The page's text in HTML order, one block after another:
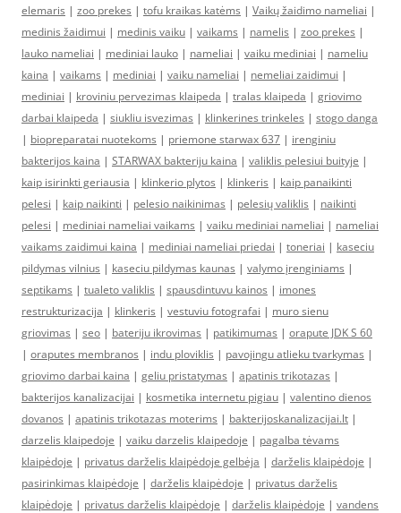
elemaris | zoo prekes | tofu kraikas katėms | Vaikų žaidimo nameliai |
medinis žaidimui | medinis vaiku | vaikams | namelis | zoo prekes |
lauko nameliai | mediniai lauko | nameliai | vaiku mediniai | nameliu
kaina | vaikams | mediniai | vaiku nameliai | nemeliai zaidimui |
mediniai | kroviniu pervezimas klaipeda | tralas klaipeda | griovimo
darbai klaipeda | siukliu isvezimas | klinkerines trinkeles | stogo danga
| biopreparatai nuotekoms | priemone starwax 637 | irenginiu
bakterijos kaina | STARWAX bakteriju kaina | valiklis pelesiui buityje |
kaip isirinkti geriausia | klinkerio plytos | klinkeris | kaip panaikinti
pelesi | kaip naikinti | pelesio naikinimas | pelesių valiklis | naikinti
pelesi | mediniai nameliai vaikams | vaiku mediniai nameliai | nameliai
vaikams zaidimui kaina | mediniai nameliai priedai | toneriai | kaseciu
pildymas vilnius | kaseciu pildymas kaunas | valymo įrenginiams |
septikams | tualeto valiklis | spausdintuvu kainos | imones
restrukturizacija | klinkeris | vestuviu fotografai | muro sienu
griovimas | seo | bateriju ikrovimas | patikimumas | orapute JDK S 60
| oraputes membranos | indu ploviklis | pavojingu atlieku tvarkymas |
griovimo darbai kaina | geliu pristatymas | apatinis trikotazas |
bakterijos kanalizacijai | kosmetika internetu pigiau | valentino dienos
dovanos | apatinis trikotazas moterims | bakterijoskanalizacijai.lt |
darzelis klaipedoje | vaiku darzelis klaipedoje | pagalba tėvams
klaipėdoje | privatus darželis klaipėdoje gelbėja | darželis klaipėdoje |
pasirinkimas klaipėdoje | darželis klaipėdoje | privatus darželis
klaipėdoje | privatus darželis klaipėdoje | darželis klaipėdoje | vandens